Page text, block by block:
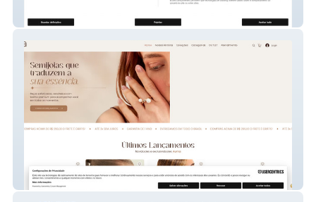
Cadroch Engenharia
AUMA Semijoias